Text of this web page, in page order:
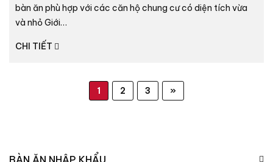
bàn ăn phù hợp với các căn hộ chung cư có diện tích vừa
và nhỏ Giới…
CHI TIẾT
1 2 3 »
BÀN ĂN NHẬP KHẨU